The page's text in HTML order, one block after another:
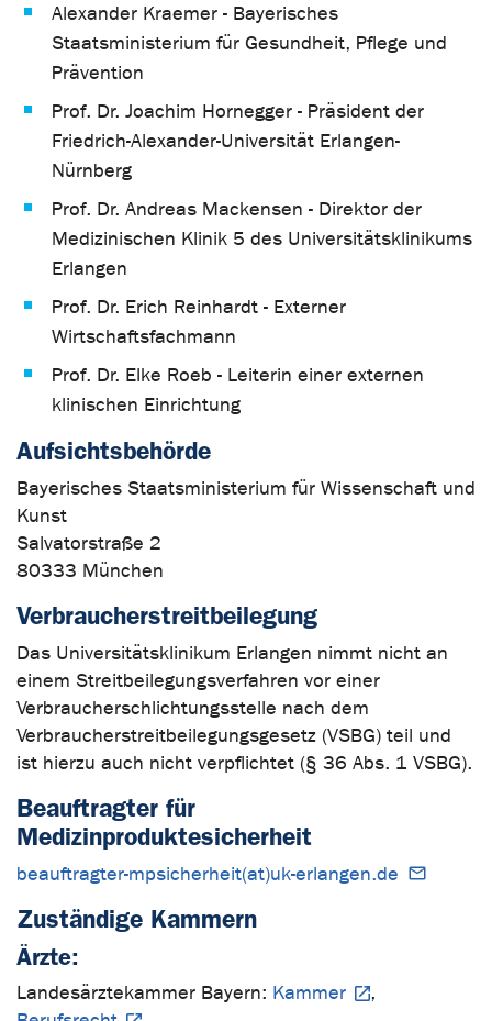
Alexander Kraemer - Bayerisches
Staatsministerium für Gesundheit, Pflege und
Prävention
Prof. Dr. Joachim Hornegger - Präsident der
Friedrich-Alexander-Universität Erlangen-
Nürnberg
Prof. Dr. Andreas Mackensen - Direktor der
Medizinischen Klinik 5 des Universitätsklinikums
Erlangen
Prof. Dr. Erich Reinhardt - Externer
Wirtschaftsfachmann
Prof. Dr. Elke Roeb - Leiterin einer externen
klinischen Einrichtung
Aufsichtsbehörde
Bayerisches Staatsministerium für Wissenschaft und
Kunst
Salvatorstraße 2
80333 München
Verbraucherstreitbeilegung
Das Universitätsklinikum Erlangen nimmt nicht an
einem Streitbeilegungsverfahren vor einer
Verbraucherschlichtungsstelle nach dem
Verbraucherstreitbeilegungsgesetz (VSBG) teil und
ist hierzu auch nicht verpflichtet (§ 36 Abs. 1 VSBG).
Beauftragter für
Medizinproduktesicherheit
beauftragter-mpsicherheit(at)uk-erlangen.de
Zuständige Kammern
Ärzte:
Landesärztekammer Bayern: Kammer
,